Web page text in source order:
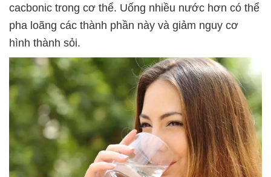
cacbonic trong cơ thể. Uống nhiều nước hơn có thể
pha loãng các thành phần này và giảm nguy cơ
hình thành sỏi.